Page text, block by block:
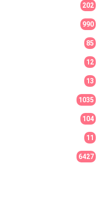
202
990
85
12
13
1035
104
11
6427